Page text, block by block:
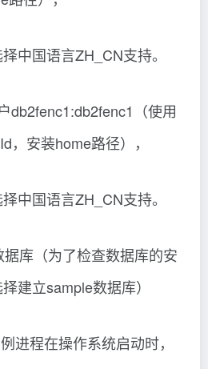
中国语言ZH_CN支持。
db2fenc1:db2fenc1（使用
，安装home路径），
中国语言ZH_CN支持。
库（为了检查数据库的安
建立sample数据库）
进程在操作系统启动时，